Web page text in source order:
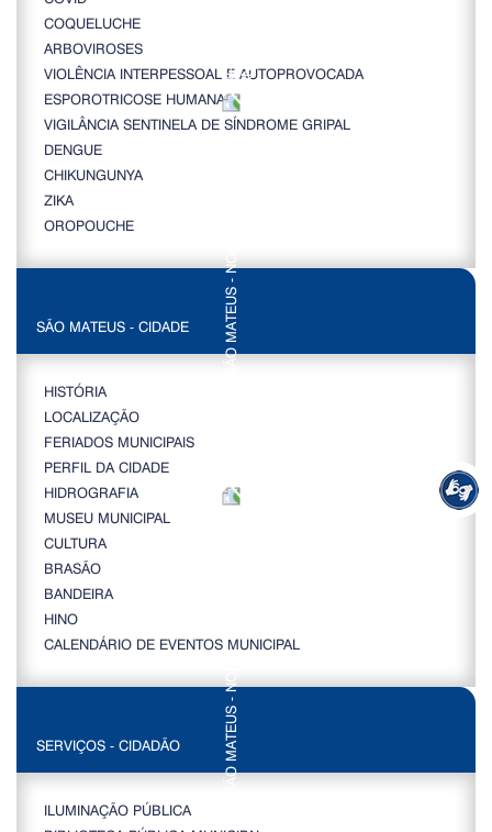
COQUELUCHE
ARBOVIROSES
VIOLÊNCIA INTERPESSOAL E AUTOPROVOCADA
ESPOROTRICOSE HUMANA
VIGILÂNCIA SENTINELA DE SÍNDROME GRIPAL
DENGUE
CHIKUNGUNYA
ZIKA
OROPOUCHE
SÃO MATEUS - CIDADE
HISTÓRIA
LOCALIZAÇÃO
FERIADOS MUNICIPAIS
PERFIL DA CIDADE
HIDROGRAFIA
MUSEU MUNICIPAL
CULTURA
BRASÃO
BANDEIRA
HINO
CALENDÁRIO DE EVENTOS MUNICIPAL
SERVIÇOS - CIDADÃO
ILUMINAÇÃO PÚBLICA